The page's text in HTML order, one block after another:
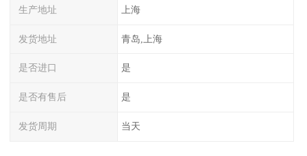
生产地址 上海
发货地址 青岛,上海
是否进口 是
是否有售后 是
发货周期 当天